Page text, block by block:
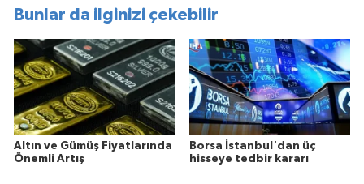
Bunlar da ilginizi çekebilir
Altın ve Gümüş Fiyatlarında
Önemli Artış
Borsa İstanbul'dan üç
hisseye tedbir kararı